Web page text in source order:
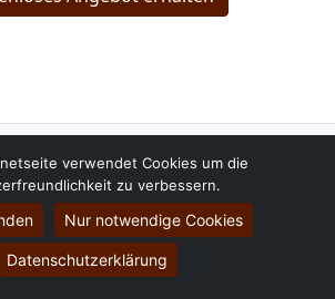
verwendet Cookies um die
zu verbessern.
Nur notwendige Cookies
Datenschutzerklärung